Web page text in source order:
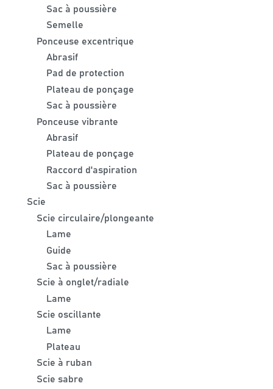
Sac à poussière
Semelle
Ponceuse excentrique
Abrasif
Pad de protection
Plateau de ponçage
Sac à poussière
Ponceuse vibrante
Abrasif
Plateau de ponçage
Raccord d'aspiration
Sac à poussière
Scie
Scie circulaire/plongeante
Lame
Guide
Sac à poussière
Scie à onglet/radiale
Lame
Scie oscillante
Lame
Plateau
Scie à ruban
Scie sabre